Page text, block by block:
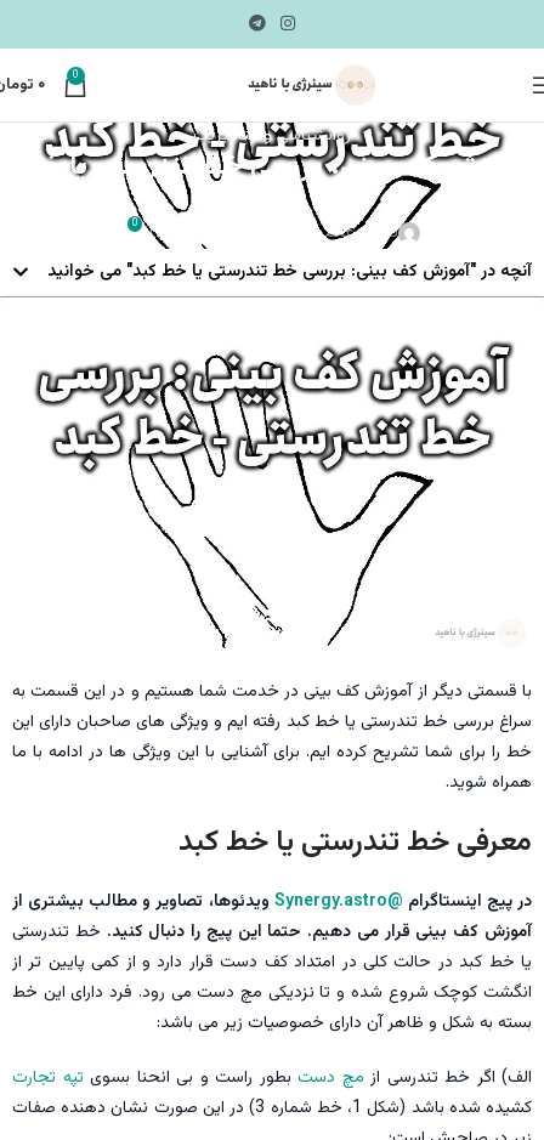
0 ۰
روانشناسی و متافیزیک
آموزش کف بینی: بررسی خط تندرستی یا خط
ناهید عالم زاده 0
آنچه در "آموزش کف بینی: بررسی خط تندرستی یا خط کبد" می خوانید
با قسمتی دیگر از آموزش کف بینی در خدمت شما هستیم و در این قسمت به
سراغ بررسی خط تندرستی یا خط کبد رفته ایم و ویژگی های صاحبان دارای این
خط را برای شما تشریح کرده ایم. برای آشنایی با این ویژگی ها در ادامه با ما
همراه شوید.
معرفی خط تندرستی یا خط کبد
در پیج اینستاگرام @Synergy.astro
ویدئوها، تصاویر و مطالب بیشتری از
آموزش کف بینی قرار می دهیم. حتما این پیج را دنبال کنید. خط تندرستی
یا خط کبد در حالت کلی در امتداد کف دست قرار دارد و از کمی پایین تر از
انگشت کوچک شروع شده و تا نزدیکی مچ دست می رود. فرد دارای این خط
بسته به شکل و ظاهر آن دارای خصوصیات زیر می باشد:
الف) اگر خط تندرسی از مچ دست بطور راست و بی انحنا بسوی تپه تجارت
کشیده شده باشد (شکل 1، خط شماره 3) در این صورت نشان دهنده صفات